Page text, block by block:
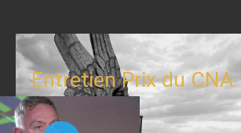
Entretien Prix du CNA